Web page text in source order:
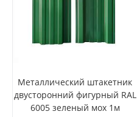
Металлический штакетник
двусторонний фигурный RAL
6005 зеленый мох 1м